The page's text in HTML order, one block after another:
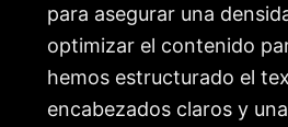
para asegurar una
optimizar el contenido
hemos estructurado el
encabezados claros y